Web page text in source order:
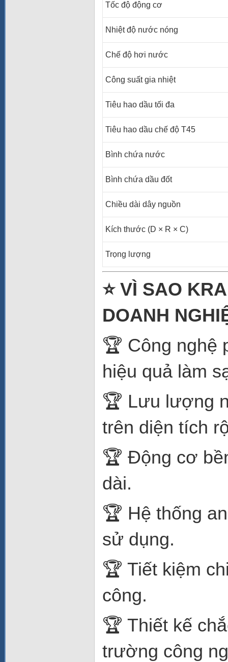
Tốc độ động cơ
Nhiệt độ nước nóng
Chế độ hơi nước
Công suất gia nhiệt
Tiêu hao dầu tối đa
Tiêu hao dầu chế độ T45
Bình chứa nước
Bình chứa dầu đốt
Chiều dài dây nguồn
Kích thước (D × R × C)
Trọng lượng
⭐ VÌ SAO
DOANH
🏆 Công nghệ
hiệu quả làm
🏆 Lưu lượng
trên diện tích
🏆 Động cơ
dài.
🏆 Hệ thống
sử dụng.
🏆 Tiết kiệm
công.
🏆 Thiết kế
trường công